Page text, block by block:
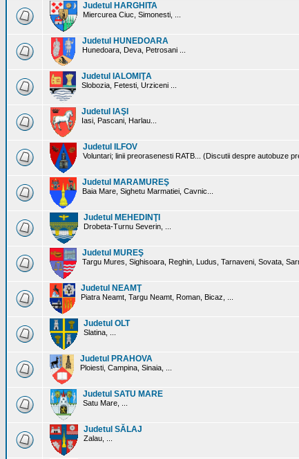
Judetul HARGHITA
Miercurea Ciuc, Simonesti, ...
Judetul HUNEDOARA
Hunedoara, Deva, Petrosani ...
Judetul IALOMIŢA
Slobozia, Fetesti, Urziceni ...
Judetul IAŞI
Iasi, Pascani, Harlau...
Judetul ILFOV
Voluntari; linii preorasenesti RATB... (Discutii despre autobuze
Judetul MARAMUREŞ
Baia Mare, Sighetu Marmatiei, Cavnic...
Judetul MEHEDINŢI
Drobeta-Turnu Severin, ...
Judetul MUREŞ
Targu Mures, Sighisoara, Reghin, Ludus, Tarnaveni, Sovata,
Judetul NEAMŢ
Piatra Neamt, Targu Neamt, Roman, Bicaz, ...
Judetul OLT
Slatina, ...
Judetul PRAHOVA
Ploiesti, Campina, Sinaia, ...
Judetul SATU MARE
Satu Mare, ...
Judetul SĂLAJ
Zalau, ...